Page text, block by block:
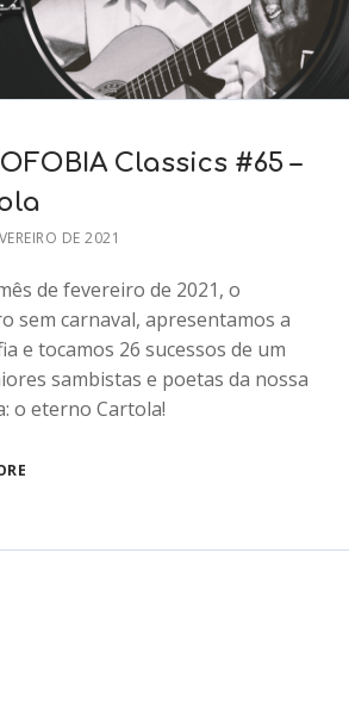
Classics #65 –
DE 2021
de fevereiro de 2021, o
sem carnaval, apresentamos a
e tocamos 26 sucessos de um
sambistas e poetas da nossa
o eterno Cartola!